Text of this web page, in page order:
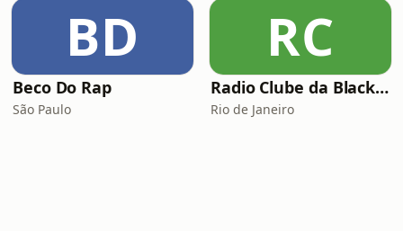
BD
Beco Do Rap
São Paulo
RC
Radio Clube da Black Music
Rio de Janeiro